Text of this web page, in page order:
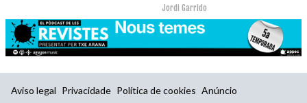
Jordi Garrido
Aviso legal Privacidade Política de cookies Anúncio